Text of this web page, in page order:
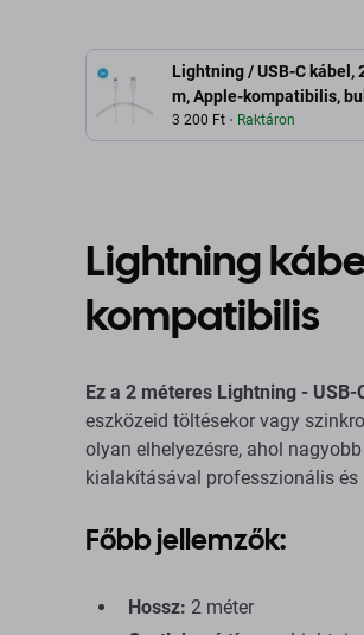
Lightning / USB-C kábel,
m, Apple-kompatibilis,
3 200 Ft Raktáron
Lightning
kompatibilis
Ez a 2 méteres Lightning - USB-
eszközeid töltésekor vagy
olyan elhelyezésre, ahol
kialakításával professzionális
Főbb jellemzők:
Hossz: 2 méter